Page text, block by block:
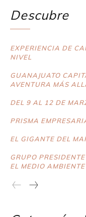
Descubre
EXPERIENCIA DE
NIVEL
GUANAJUATO
AVENTURA MÁS
DEL 9 AL 12 DE
PRISMA
EL GIGANTE DEL
GRUPO
EL MEDIO AMBIENTE